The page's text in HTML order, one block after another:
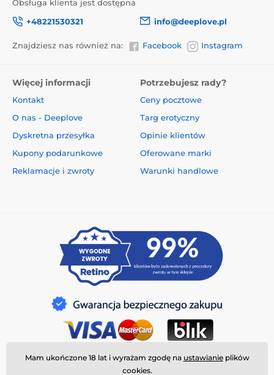
Obsługa klienta jest dostępna
+48221530321
info@deeplove.pl
Znajdziesz nas również na: Facebook Instagram
Więcej informacji
Kontakt
O nas - Deeplove
Dyskretna przesyłka
Kupony podarunkowe
Reklamacje i zwroty
Potrzebujesz rady?
Ceny pocztowe
Targ erotyczny
Opinie klientów
Oferowane marki
Warunki handlowe
Mam ukończone 18 lat i wyrażam zgodę na ustawianieplików
cookies.